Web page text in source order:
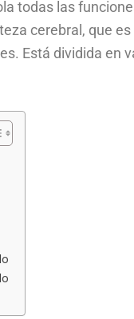
todas las
cerebral, que
Está dividida en